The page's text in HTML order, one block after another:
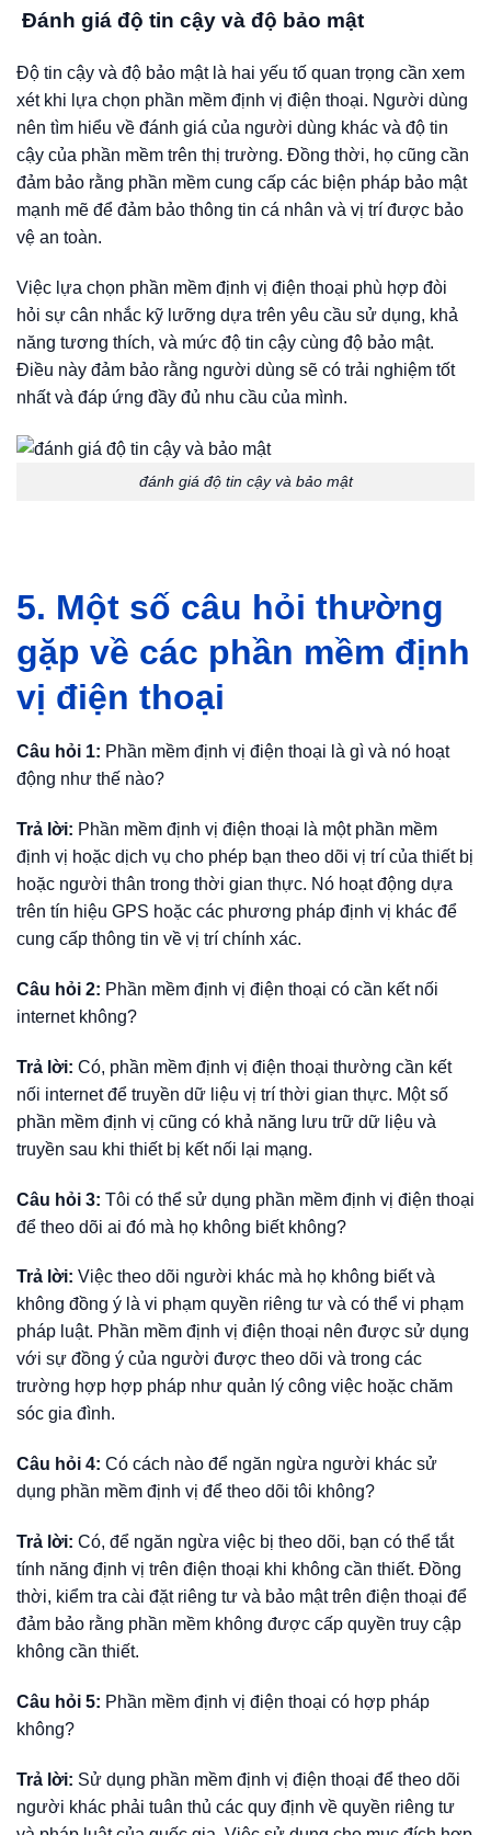
Đánh giá độ tin cậy và độ bảo mật
Độ tin cậy và độ bảo mật là hai yếu tố quan trọng cần xem
xét khi lựa chọn phần mềm định vị điện thoại. Người dùng
nên tìm hiểu về đánh giá của người dùng khác và độ tin
cậy của phần mềm trên thị trường. Đồng thời, họ cũng cần
đảm bảo rằng phần mềm cung cấp các biện pháp bảo mật
mạnh mẽ để đảm bảo thông tin cá nhân và vị trí được bảo
vệ an toàn.
Việc lựa chọn phần mềm định vị điện thoại phù hợp đòi
hỏi sự cân nhắc kỹ lưỡng dựa trên yêu cầu sử dụng, khả
năng tương thích, và mức độ tin cậy cùng độ bảo mật.
Điều này đảm bảo rằng người dùng sẽ có trải nghiệm tốt
nhất và đáp ứng đầy đủ nhu cầu của mình.
đánh giá độ tin cậy và bảo mật
5. Một số câu hỏi thường
gặp về các phần mềm định
vị điện thoại
Câu hỏi 1: Phần mềm định vị điện thoại là gì và nó hoạt
động như thế nào?
Trả lời: Phần mềm định vị điện thoại là một phần mềm
định vị hoặc dịch vụ cho phép bạn theo dõi vị trí của thiết bị
hoặc người thân trong thời gian thực. Nó hoạt động dựa
trên tín hiệu GPS hoặc các phương pháp định vị khác để
cung cấp thông tin về vị trí chính xác.
Câu hỏi 2: Phần mềm định vị điện thoại có cần kết nối
internet không?
Trả lời: Có, phần mềm định vị điện thoại thường cần kết
nối internet để truyền dữ liệu vị trí thời gian thực. Một số
phần mềm định vị cũng có khả năng lưu trữ dữ liệu và
truyền sau khi thiết bị kết nối lại mạng.
Câu hỏi 3: Tôi có thể sử dụng phần mềm định vị điện thoại
để theo dõi ai đó mà họ không biết không?
Trả lời: Việc theo dõi người khác mà họ không biết và
không đồng ý là vi phạm quyền riêng tư và có thể vi phạm
pháp luật. Phần mềm định vị điện thoại nên được sử dụng
với sự đồng ý của người được theo dõi và trong các
trường hợp hợp pháp như quản lý công việc hoặc chăm
sóc gia đình.
Câu hỏi 4: Có cách nào để ngăn ngừa người khác sử
dụng phần mềm định vị để theo dõi tôi không?
Trả lời: Có, để ngăn ngừa việc bị theo dõi, bạn có thể tắt
tính năng định vị trên điện thoại khi không cần thiết. Đồng
thời, kiểm tra cài đặt riêng tư và bảo mật trên điện thoại để
đảm bảo rằng phần mềm không được cấp quyền truy cập
không cần thiết.
Câu hỏi 5: Phần mềm định vị điện thoại có hợp pháp
không?
Trả lời: Sử dụng phần mềm định vị điện thoại để theo dõi
người khác phải tuân thủ các quy định về quyền riêng tư